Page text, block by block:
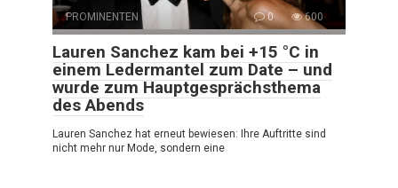
PROMINENTEN 0 600
Lauren Sanchez kam bei +15 °C in
einem Ledermantel zum Date – und
wurde zum Hauptgesprächsthema
des Abends
Lauren Sanchez hat erneut bewiesen: Ihre Auftritte sind
nicht mehr nur Mode, sondern eine